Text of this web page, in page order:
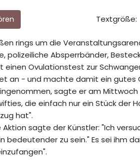
Textgröße:
rings um die
polizeiliche Absperrbänder,
einen Ovulationstest zur
an - und machte damit ein gutes
sagte er am
die einfach nur ein Stück der
hat".
sagte der Künstler: "Ich
bedeutender zu sein." Es sei ihm